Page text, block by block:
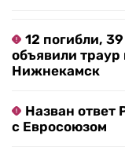
12 погибли,
объявили
Нижнекамск
Назван ответ
с Евросоюзом